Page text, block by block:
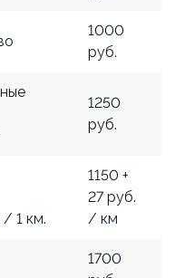
1000
руб.
1250
руб.
1 км.
1150 +
27 руб.
/ км
1700